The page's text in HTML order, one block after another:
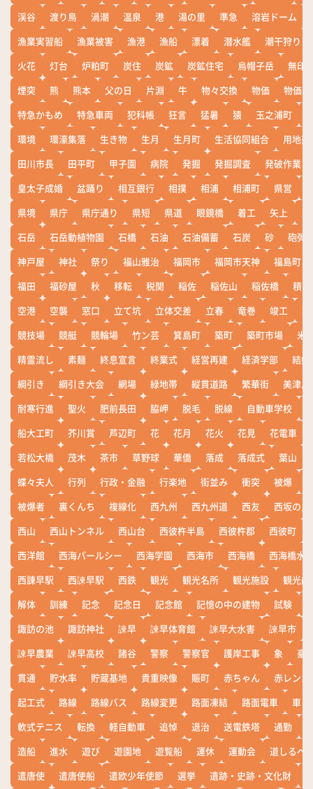
渓谷
渡り鳥 渦潮 温泉 港 湯の里 準急 溶岩ドーム
漁業実習船
漁業被害 漁港 漁船 漂着 潜水艦
潮干狩り
火花
灯台 炉粕町 炭住 炭鉱 炭鉱住宅 烏帽子岳
無印
煙突
熊 熊本 父の日 片淵 牛 物々交換 物価
物価高
特急かもめ
特急車両 犯科帳 狂言 猛暑 猿 玉之浦町
環境
環濠集落 生き物 生月 生月町 生活協同組合
用地売
田川市長
田平町 甲子園 病院 発掘 発掘調査
発破作業
皇太子成婚
盆踊り 相互銀行 相撲 相浦 相浦町 県営
県境
県庁 県庁通り 県短 県道 眼鏡橋 着工 矢上
石岳
石岳動植物園 石橋 石油 石油備蓄 石炭 砂
砲弾
神戸屋
神社 祭り 福山雅治 福岡市 福岡市天神
福島町
福田
福砂屋 秋 移転 税関 稲佐 稲佐山 稲佐橋
積雪
空港
空襲 窓口 立て坑 立体交差 立春 竜巻 竣工
競技場
競艇 競輪場 竹ン芸 箕島町 築町 築町市場
米
精霊流し
素麺 終息宣言 終業式 経営再建 経済学部
結婚
綱引き
綱引き大会 網場 緑地帯 縦貫道路 繁華街
美津島
耐寒行進
聖火 肥前長田 脇岬 脱毛 脱線 自動車学校
船大工町
芥川賞 芦辺町 花 花月 花火 花見 花電車
若松大橋
茂木 茶市 草野球 華僑 落成 落成式 葉山
蝶々夫人
行列 行政・金融 行楽地 街並み 衝突 被爆
被爆者
裏くんち 複線化 西九州 西九州道 西友
西坂の丘
西山
西山トンネル 西山台 西彼杵半島 西彼杵郡 西彼町
西洋館
西海パールシー 西海学園 西海市 西海橋
西海橋水
西諌早駅
西諫早駅 西鉄 観光 観光名所 観光施設
観光船
解体
訓練 記念 記念日 記念館 記憶の中の建物 試験
諏訪の池
諏訪神社 諫早 諫早体育館 諫早大水害 諫早市
諫早農業
諫早高校 諸谷 警察 警察官 護岸工事 象
豪
貫通
貯水率 貯蔵基地 貴重映像 賑町 赤ちゃん
赤レンガ
起工式
路線 路線バス 路線変更 路面凍結 路面電車
車
軟式テニス
転換 軽自動車 追悼 退治 送電鉄塔 通勤
造船
進水 遊び 遊園地 遊覧船 運休 運動会
道しるべ
遣唐使
遣唐使船 遣欧少年使節 選挙 遺跡・史跡・文化財